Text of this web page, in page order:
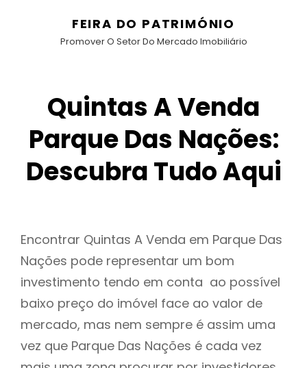
FEIRA DO PATRIMÓNIO
Promover O Setor Do Mercado Imobiliário
Quintas A Venda
Parque Das Nações:
Descubra Tudo Aqui
Encontrar Quintas A Venda em Parque Das
Nações pode representar um bom
investimento tendo em conta ao possível
baixo preço do imóvel face ao valor de
mercado, mas nem sempre é assim uma
vez que Parque Das Nações é cada vez